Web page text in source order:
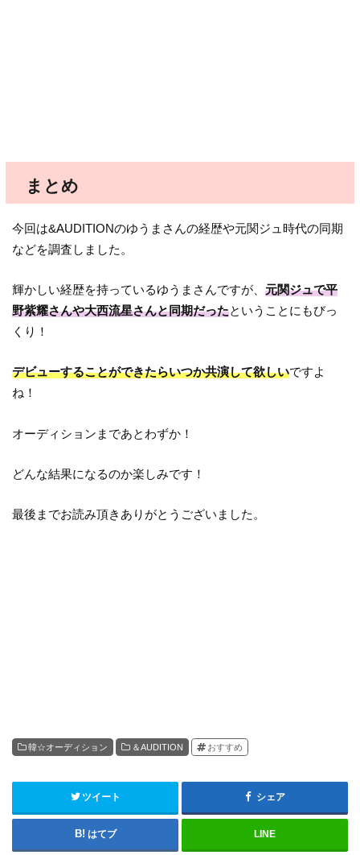
まとめ
今回は&AUDITIONのゆうまさんの経歴や元関ジュ時代の同期
などを調査しました。
輝かしい経歴を持っているゆうまさんですが、元関ジュで平
野紫耀さんや大西流星さんと同期だったということにもびっ
くり！
デビューすることができたらいつか共演して欲しいですよ
ね！
オーディションまであとわずか！
どんな結果になるのか楽しみです！
最後までお読み頂きありがとうございました。
韓☆オーディション ＆AUDITION おすすめ
ツイート シェア
はてブ LINE